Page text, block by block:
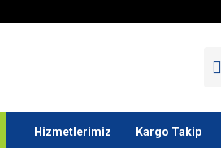
Hizmetlerimiz Kargo Takip